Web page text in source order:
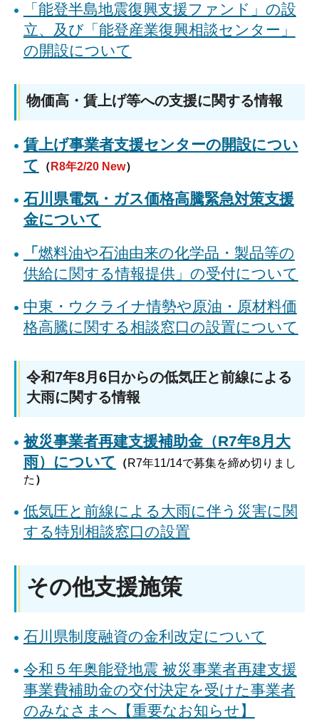
「能登半島地震復興支援ファンド」の設
立、及び「能登産業復興相談センター」
の開設について
物価高・賃上げ等への支援に関する情報
賃上げ事業者支援センターの開設につい
て
（ R8年2/20 New）
石川県電気・ガス価格高騰緊急対策支援
金について
「燃料油や石油由来の化学品・製品等の
供給に関する情報提供」の受付について
中東・ウクライナ情勢や原油・原材料価
格高騰に関する相談窓口の設置について
令和7年8月6日からの低気圧と前線による
大雨に関する情報
被災事業者再建支援補助金（R7年8月大
雨）について
（R7年11/14で募集を締め切りまし
た ）
低気圧と前線による大雨に伴う災害に関
する特別相談窓口の設置
その他支援施策
石川県制度融資の金利改定について
令和５年奥能登地震 被災事業者再建支援
事業費補助金の交付決定を受けた事業者
のみなさまへ【重要なお知らせ】